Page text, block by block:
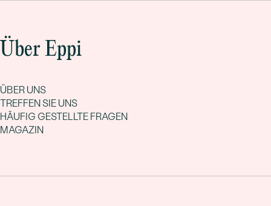
Über Eppi
ÜBER UNS
TREFFEN SIE UNS
HÄUFIG GESTELLTE FRAGEN
MAGAZIN